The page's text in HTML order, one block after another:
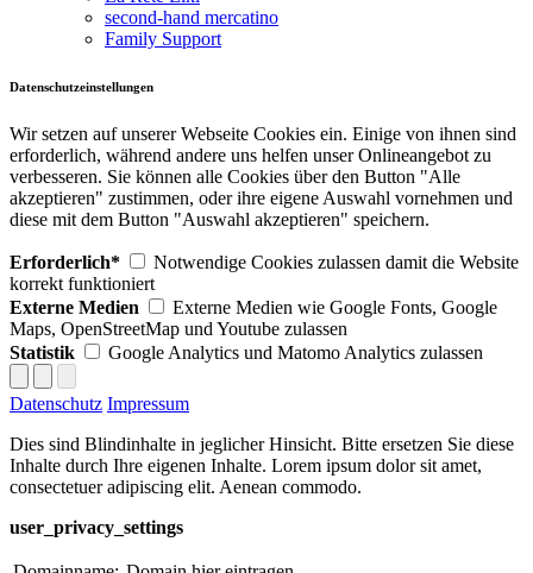
second-hand mercatino
Family Support
Datenschutzeinstellungen
Wir setzen auf unserer Webseite Cookies ein. Einige von ihnen sind
erforderlich, während andere uns helfen unser Onlineangebot zu
verbesseren. Sie können alle Cookies über den Button "Alle
akzeptieren" zustimmen, oder ihre eigene Auswahl vornehmen und
diese mit dem Button "Auswahl akzeptieren" speichern.
Erforderlich*
Notwendige Cookies zulassen damit die Website
korrekt funktioniert
Externe Medien
Externe Medien wie Google Fonts, Google
Maps, OpenStreetMap und Youtube zulassen
Statistik
Google Analytics und Matomo Analytics zulassen
Datenschutz Impressum
Dies sind Blindinhalte in jeglicher Hinsicht. Bitte ersetzen Sie diese
Inhalte durch Ihre eigenen Inhalte. Lorem ipsum dolor sit amet,
consectetuer adipiscing elit. Aenean commodo.
user_privacy_settings